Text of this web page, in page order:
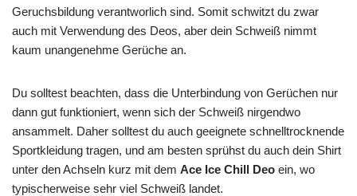
Geruchsbildung verantworlich sind. Somit schwitzt du zwar
auch mit Verwendung des Deos, aber dein Schweiß nimmt
kaum unangenehme Gerüche an.
Du solltest beachten, dass die Unterbindung von Gerüchen nur
dann gut funktioniert, wenn sich der Schweiß nirgendwo
ansammelt. Daher solltest du auch geeignete schnelltrocknende
Sportkleidung tragen, und am besten sprühst du auch dein Shirt
unter den Achseln kurz mit dem Ace Ice Chill Deo ein, wo
typischerweise sehr viel Schweiß landet.